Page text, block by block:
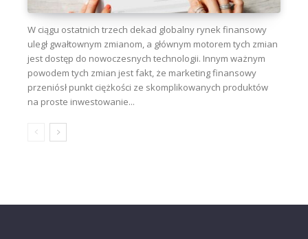
W ciągu ostatnich trzech dekad globalny rynek finansowy
uległ gwałtownym zmianom, a głównym motorem tych zmian
jest dostęp do nowoczesnych technologii. Innym ważnym
powodem tych zmian jest fakt, że marketing finansowy
przeniósł punkt ciężkości ze skomplikowanych produktów
na proste inwestowanie...